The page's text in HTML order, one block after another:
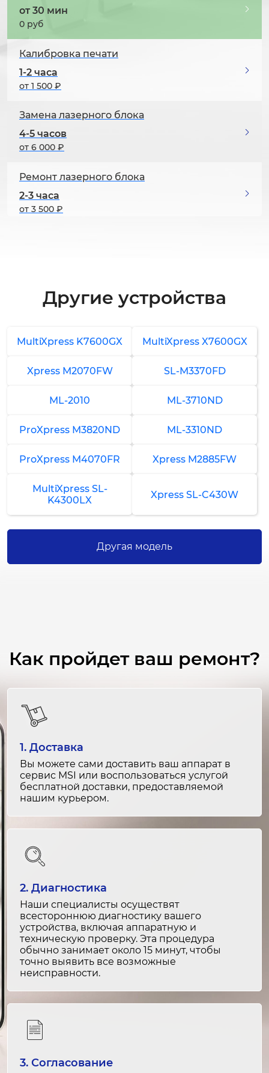
от 30 мин
0 руб
Калибровка печати
1-2 часа
от 1 500 ₽
Замена лазерного блока
4-5 часов
от 6 000 ₽
Ремонт лазерного блока
2-3 часа
от 3 500 ₽
Замена ремня переноса изображения
Замена резинового вала
от 4 000 ₽
Замена печатного вала
3-4 часа
от 5 000 ₽
Ремонт печатного вала
2-3 часа
Ремонт фотобарабана
2-3 часа
3-4 часа
от 5 000 ₽
Ремонт нагревательного элемента
Замена термоузла
от 6 000 ₽
Ремонт термоузла
3-4 часа
от 4 000 ₽
Замена термопленки
Ремонт термопленки
2-3 часа
Другие устройства
MultiXpress K7600GX MultiXpress X7600GX
Xpress M2070FW SL-M3370FD
ML-2010 ML-3710ND
ProXpress M3820ND ML-3310ND
ProXpress M4070FR Xpress M2885FW
MultiXpress SL-
K4300LX
Xpress SL-C430W
Другая модель
Как пройдет ваш ремонт?
1. Доставка
Вы можете сами доставить ваш аппарат в
сервис MSI или воспользоваться услугой
бесплатной доставки, предоставляемой
нашим курьером.
2. Диагностика
Наши специалисты осуществят
всестороннюю диагностику вашего
устройства, включая аппаратную и
техническую проверку. Эта процедура
обычно занимает около 15 минут, чтобы
точно выявить все возможные
неисправности.
3. Согласование